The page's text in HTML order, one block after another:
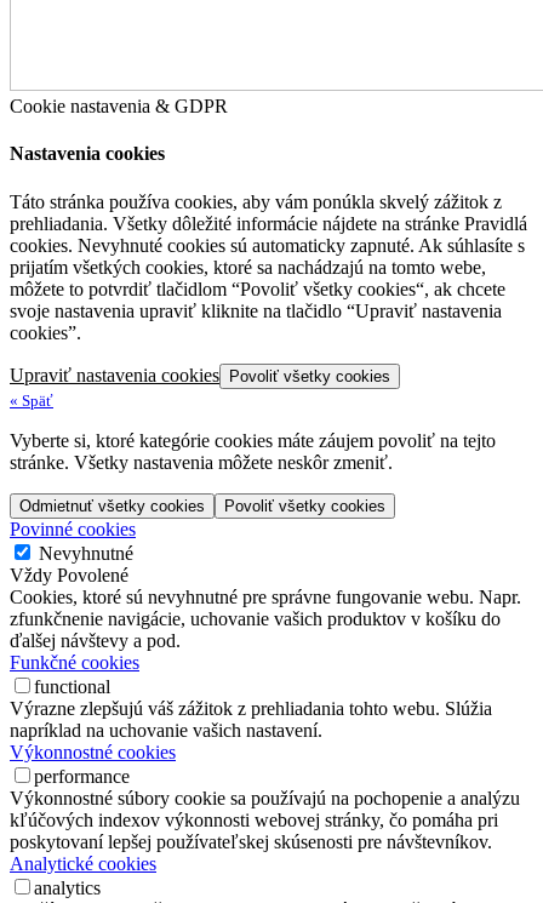
Cookie nastavenia & GDPR
Nastavenia cookies
Táto stránka používa cookies, aby vám ponúkla skvelý zážitok z
prehliadania. Všetky dôležité informácie nájdete na stránke Pravidlá
cookies. Nevyhnuté cookies sú automaticky zapnuté. Ak súhlasíte s
prijatím všetkých cookies, ktoré sa nachádzajú na tomto webe,
môžete to potvrdiť tlačidlom “Povoliť všetky cookies“, ak chcete
svoje nastavenia upraviť kliknite na tlačidlo “Upraviť nastavenia
cookies”.
Upraviť nastavenia cookies
Povoliť všetky cookies
«Späť
Vyberte si, ktoré kategórie cookies máte záujem povoliť na tejto
stránke. Všetky nastavenia môžete neskôr zmeniť.
Odmietnuť všetky cookies Povoliť všetky cookies
Povinné cookies
Nevyhnutné
Vždy Povolené
Cookies, ktoré sú nevyhnutné pre správne fungovanie webu. Napr.
zfunkčnenie navigácie, uchovanie vašich produktov v košíku do
ďalšej návštevy a pod.
Funkčné cookies
functional
Výrazne zlepšujú váš zážitok z prehliadania tohto webu. Slúžia
napríklad na uchovanie vašich nastavení.
Výkonnostné cookies
performance
Výkonnostné súbory cookie sa používajú na pochopenie a analýzu
kľúčových indexov výkonnosti webovej stránky, čo pomáha pri
poskytovaní lepšej používateľskej skúsenosti pre návštevníkov.
Analytické cookies
analytics